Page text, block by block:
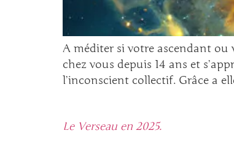
A méditer si votre ascendant ou
chez vous depuis 14 ans et
l’inconscient collectif. Grâce a
Le Verseau en 2025.